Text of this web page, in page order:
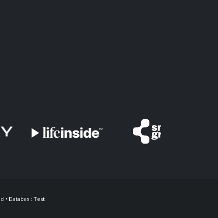
• Databas : Test